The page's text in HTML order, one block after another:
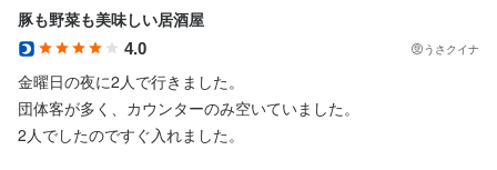
豚も野菜も美味しい居酒屋
4.0 うさクイナ
金曜日の夜に2人で行きました。
団体客が多く、カウンターのみ空いていました。
2人でしたのですぐ入れました。
連絡先
0466-46-1831
法人名・事業者名
株式会社逸才合祭
【未経験からしっかり成長】
未経験の方や学生さんも安心してスタートできます。
独立を考えている方にも、お伝えできることは出し惜しみせずお
伝えします。
店名
ヤッサイ モッサイ
勤務地
神奈川県藤沢市湘南台2-5-10 ウェストプラザ5番地 2F
【未経験からしっかり成長】
未経験の方や学生さんも安心してスタートできます。
独立を考えている方にも、お伝えできることは出し惜しみせずお
伝えします。
連絡先
0466-46-1831
法人名・事業者名
株式会社逸才合祭
【未経験からしっかり成長】
未経験の方や学生さんも安心してスタートできます。
独立を考えている方にも、お伝えできることは出し惜しみせずお
伝えします。